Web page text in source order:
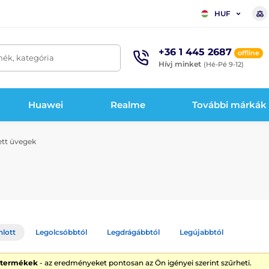
HUF
kategória +36 1 445 2687 offline
Hívj minket (Hé-Pé 9-12)
Huawei Realme További márkák
üvegek
Legolcsóbbtól Legdrágábbtól Legújabbtól
termékek - az eredményeket pontosan az Ön igényei szerint szűrheti.